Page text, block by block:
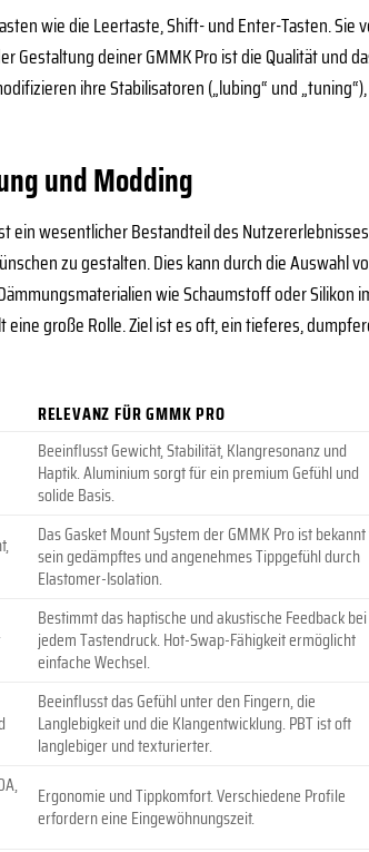
wie die Leertaste, Shift- und Enter-Tasten. Sie
Gestaltung deiner GMMK Pro ist die Qualität und
ihre Stabilisatoren („lubing“ und
und Modding
ein wesentlicher Bestandteil des
zu gestalten. Dies kann durch die Auswahl
wie Schaumstoff oder Silikon
große Rolle. Ziel ist es oft, ein tieferes,
RELEVANZ FÜR GMMK PRO
Beeinflusst Gewicht, Stabilität, Klangresonanz und
Haptik. Aluminium sorgt für ein premium Gefühl und
solide Basis.
Das Gasket Mount System der GMMK Pro ist
sein gedämpftes und angenehmes Tippgefühl durch
Elastomer-Isolation.
Bestimmt das haptische und akustische Feedback bei
jedem Tastendruck. Hot-Swap-Fähigkeit ermöglicht
einfache Wechsel.
Beeinflusst das Gefühl unter den Fingern, die
Langlebigkeit und die Klangentwicklung. PBT ist oft
langlebiger und texturierter.
Ergonomie und Tippkomfort. Verschiedene Profile
erfordern eine Eingewöhnungszeit.